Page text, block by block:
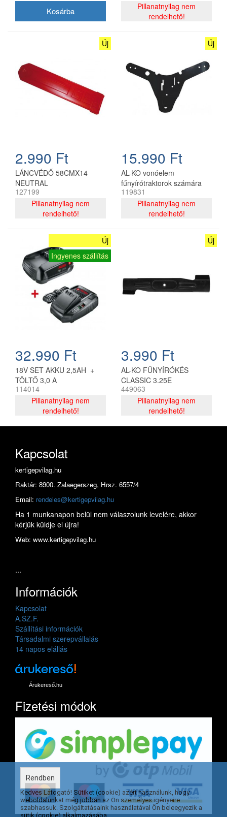
Pillanatnyilag nem
rendelhető!
Új
2.990 Ft
LÁNCVÉDŐ 58CMX14
NEUTRAL
127199
Pillanatnyilag nem
rendelhető!
Új
15.990 Ft
AL-KO vonóelem
fűnyírótraktorok számára
119831
Pillanatnyilag nem
rendelhető!
Új
Ingyenes szállítás
32.990 Ft
18V SET AKKU 2,5AH +
TÖLTŐ 3,0 A
114014
Pillanatnyilag nem
rendelhető!
Új
3.990 Ft
AL-KO FŰNYÍRÓKÉS
CLASSIC 3.25E
449063
Pillanatnyilag nem
rendelhető!
Kapcsolat
kertigepvilag.hu
Raktár: 8900. Zalaegerszeg, Hrsz. 6557/4
Email: rendeles@kertigepvilag.hu
Ha 1 munkanapon belül nem válaszolunk levelére, akkor
kérjük küldje el újra!
Web: www.kertigepvilag.hu
...
Információk
Kapcsolat
A.SZ.F.
Szállítási információk
Társadalmi szerepvállalás
14 napos elállás
Árukereső.hu
Fizetési módok
Rendben
Kedves Látogató! Sütiket (cookie) azért használunk, hogy
weboldalunkat még jobban az Ön személyes igényeire
szabhassuk. Szolgáltatásaink használatával Ön beleegyezik a
sütik (cookie) alkalmazásába.